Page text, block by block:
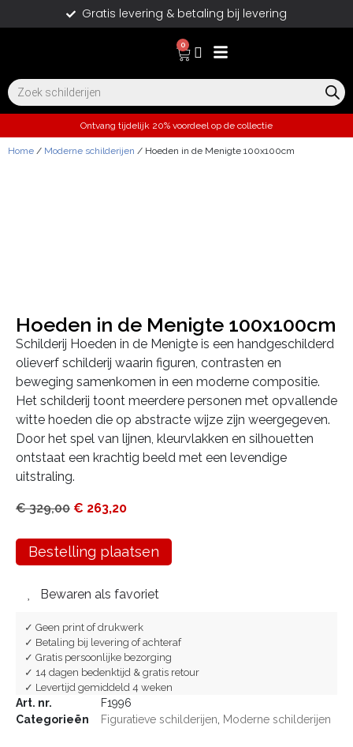
Gratis levering & betaling bij levering
0
Ontvang tijdelijk 20% voordeel op de collectie
Home / Moderne schilderijen / Hoeden in de Menigte 100x100cm
Hoeden in de Menigte 100x100cm
Schilderij Hoeden in de Menigte is een handgeschilderd
olieverf schilderij waarin figuren, contrasten en
beweging samenkomen in een moderne compositie.
Het schilderij toont meerdere personen met opvallende
witte hoeden die op abstracte wijze zijn weergegeven.
Door het spel van lijnen, kleurvlakken en silhouetten
ontstaat een krachtig beeld met een levendige
uitstraling.
€329,00 € 263,20
Bestelling plaatsen
Bewaren als favoriet
✓ Geen print of drukwerk
✓ Betaling bij levering of achteraf
✓ Gratis persoonlijke bezorging
✓ 14 dagen bedenktijd & gratis retour
✓ Levertijd gemiddeld 4 weken
Art. nr.
F1996
Categorieën
Figuratieve schilderijen Moderne schilderijen